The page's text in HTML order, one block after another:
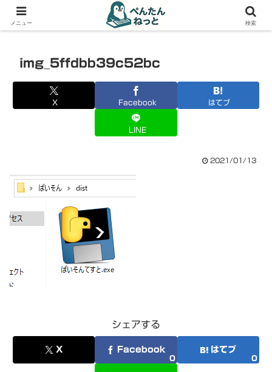
PCやガジェットの備忘録
img_5ffdbb39c52bc
X Facebook はてブ
LINE
2021/01/13
シェアする
X Facebook
0
はてブ
0
メニュー 検索